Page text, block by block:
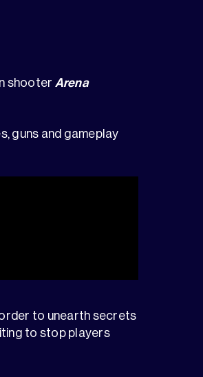
shooter Arena
guns and gameplay
to unearth secrets
to stop players